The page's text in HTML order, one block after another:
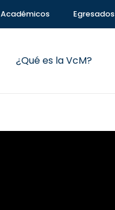
Académicos Egresados
¿Qué es la VcM?